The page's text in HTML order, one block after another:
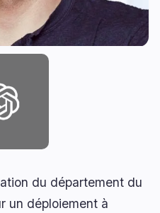
Bitcoin
Ethereum 0
dernières 3h
du département du
un déploiement à